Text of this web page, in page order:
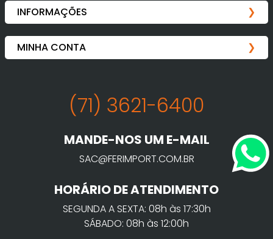
(71) 3621-6400
MANDE-NOS UM E-MAIL
SAC@FERIMPORT.COM.BR
HORÁRIO DE ATENDIMENTO
SEGUNDA A SEXTA: 08h às 17:30h
SÁBADO: 08h às 12:00h